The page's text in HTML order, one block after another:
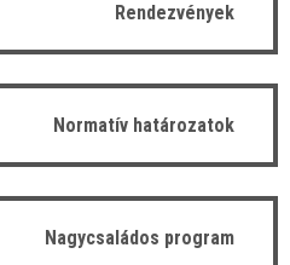
Rendezvények
Normatív határozatok
Nagycsaládos program